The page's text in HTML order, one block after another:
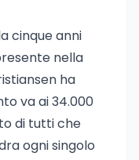
cinque anni
nella
ha
va ai 34.000
di tutti che
ogni singolo